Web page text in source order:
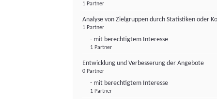
1 Partner
Analyse von Zielgruppen durch Statistiken oder
1 Partner
- mit berechtigtem Interesse
1 Partner
Entwicklung und Verbesserung der Angebote
0 Partner
- mit berechtigtem Interesse
1 Partner